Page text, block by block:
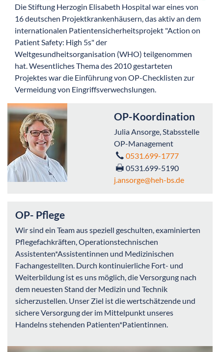
Die Stiftung Herzogin Elisabeth Hospital war eines von
16 deutschen Projektkrankenhäusern, das aktiv an dem
internationalen Patientensicherheitsprojekt "Action on
Patient Safety: High 5s" der
Weltgesundheitsorganisation (WHO) teilgenommen
hat. Wesentliches Thema des 2010 gestarteten
Projektes war die Einführung von OP-Checklisten zur
Vermeidung von Eingriffsverwechslungen.
OP-Koordination
Julia Ansorge, Stabsstelle
OP-Management
0531.699-1777
0531.699-5190
j.ansorge@heh-bs.de
OP- Pflege
Wir sind ein Team aus speziell geschulten, examinierten
Pflegefachkräften, Operationstechnischen
Assistenten*Assistentinnen und Medizinischen
Fachangestellten. Durch kontinuierliche Fort- und
Weiterbildung ist es uns möglich, die Versorgung nach
dem neuesten Stand der Medizin und Technik
sicherzustellen. Unser Ziel ist die wertschätzende und
sichere Versorgung der im Mittelpunkt unseres
Handelns stehenden Patienten*Patientinnen.